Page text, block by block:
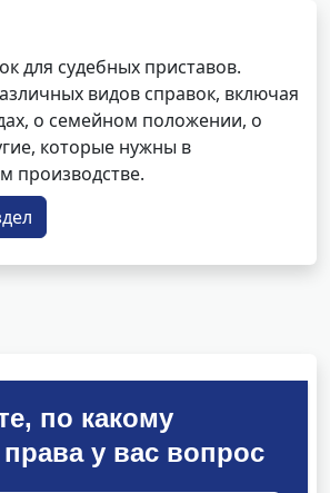
для судебных приставов.
видов справок, включая
о семейном положении, о
которые нужны в
производстве.